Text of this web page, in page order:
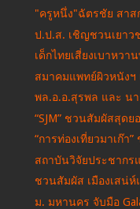
"ครูหนึ่ง"ฉัตรชัย สาส
ป.ป.ส. เชิญชวนเยาว
เด็กไทยเสี่ยงเบาหว
สมาคมแพทย์ผิวหนังฯ
พล.อ.อ.สุรพล และ น
“SJM” ชวนสัมผัสสุด
“การท่องเที่ยวมาเก๊า
สถาบันวิจัยประชากร
ชวนสัมผัส เมืองเสน่ห์
ม. มหานคร จับมือ